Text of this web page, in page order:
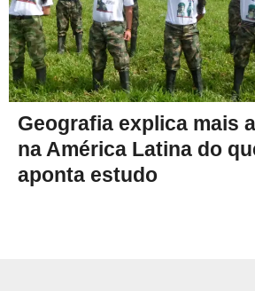
Geografia explica mais
na América Latina do
aponta estudo